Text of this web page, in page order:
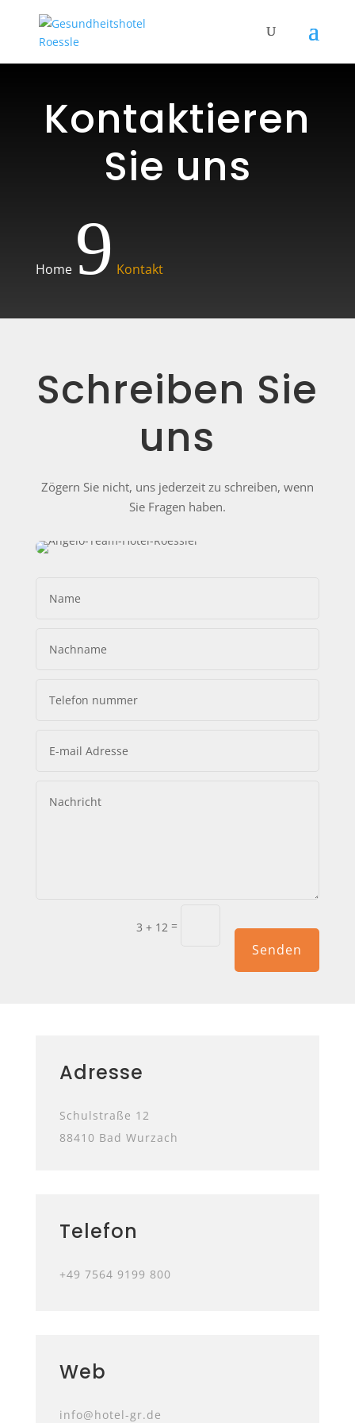
Kontaktieren
Sie uns
Home 9 Kontakt
Schreiben Sie
uns
Zögern Sie nicht, uns jederzeit zu schreiben, wenn
Sie Fragen haben.
3 + 12 =
Senden
Adresse
Schulstraße 12
88410 Bad Wurzach
Telefon
+49 7564 9199 800
Web
info@hotel-gr.de